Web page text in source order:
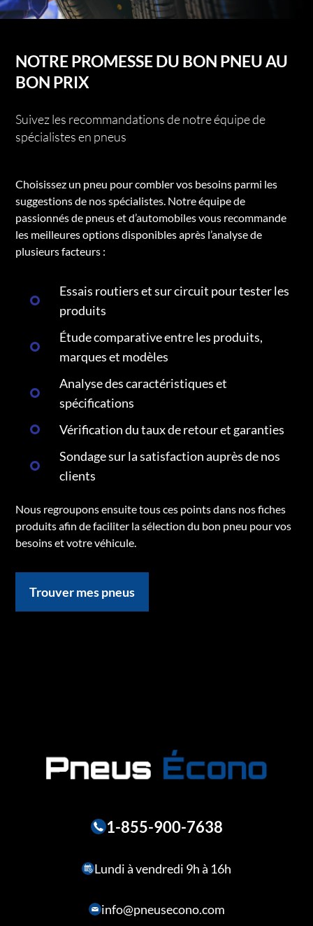
NOTRE PROMESSE DU BON PNEU AU
BON PRIX
Suivez les recommandations de notre équipe de
spécialistes en pneus
Choisissez un pneu pour combler vos besoins parmi les
suggestions de nos spécialistes. Notre équipe de
passionnés de pneus et d’automobiles vous recommande
les meilleures options disponibles après l’analyse de
plusieurs facteurs :
Essais routiers et sur circuit pour tester les
produits
Étude comparative entre les produits,
marques et modèles
Analyse des caractéristiques et
spécifications
Vérification du taux de retour et garanties
Sondage sur la satisfaction auprès de nos
clients
Nous regroupons ensuite tous ces points dans nos fiches
produits afin de faciliter la sélection du bon pneu pour vos
besoins et votre véhicule.
Trouver mes pneus
1-855-900-7638
Lundi à vendredi 9h à 16h
info@pneusecono.com